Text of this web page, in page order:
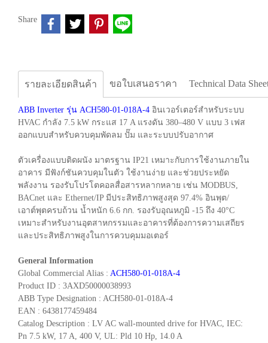
Share
รายละเอียดสินค้า ขอใบเสนอราคา Technical Data
ABB Inverter รุ่น ACH580-01-018A-4 อินเวอร์เตอร์สำหรับระบบ
HVAC กำลัง 7.5 kW กระแส 17 A แรงดัน 380–480 V แบบ 3 เฟส
ออกแบบสำหรับควบคุมพัดลม ปั๊ม และระบบปรับอากาศ
ตัวเครื่องแบบติดผนัง มาตรฐาน IP21 เหมาะกับการใช้งานภายใน
อาคาร มีฟังก์ชันควบคุมในตัว ใช้งานง่าย และช่วยประหยัด
พลังงาน รองรับโปรโตคอลสื่อสารหลากหลาย เช่น MODBUS,
BACnet และ Ethernet/IP มีประสิทธิภาพสูงสุด 97.4% อินพุต/
เอาต์พุตครบถ้วน น้ำหนัก 6.6 กก. รองรับอุณหภูมิ -15 ถึง 40°C
เหมาะสำหรับงานอุตสาหกรรมและอาคารที่ต้องการความเสถียร
และประสิทธิภาพสูงในการควบคุมมอเตอร์
General Information
Global Commercial Alias : ACH580-01-018A-4
Product ID : 3AXD50000038993
ABB Type Designation : ACH580-01-018A-4
EAN : 6438177459484
Catalog Description : LV AC wall-mounted drive for HVAC, IEC:
Pn 7.5 kW, 17 A, 400 V, UL: Pld 10 Hp, 14.0 A